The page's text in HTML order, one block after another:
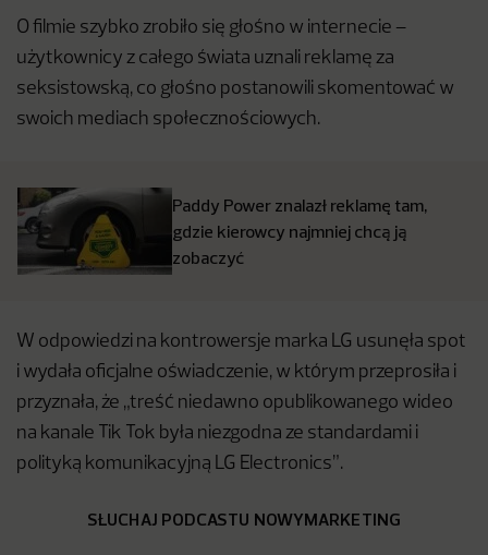
O filmie szybko zrobiło się głośno w internecie –
użytkownicy z całego świata uznali reklamę za
seksistowską, co głośno postanowili skomentować w
swoich mediach społecznościowych.
Paddy Power znalazł reklamę tam,
gdzie kierowcy najmniej chcą ją
zobaczyć
W odpowiedzi na kontrowersje marka LG usunęła spot
i wydała oficjalne oświadczenie, w którym przeprosiła i
przyznała, że „treść niedawno opublikowanego wideo
na kanale Tik Tok była niezgodna ze standardami i
polityką komunikacyjną LG Electronics”.
SŁUCHAJ PODCASTU NOWYMARKETING